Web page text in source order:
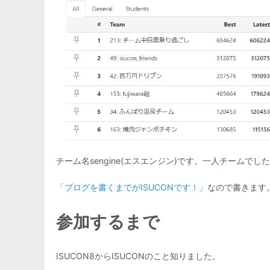
チーム名sengine(エスエンジン)です。一人チームでし
「ブログを書くまでがISUCONです！」 なので書きます
参加するまで
ISUCON8からISUCONのこと知りました。